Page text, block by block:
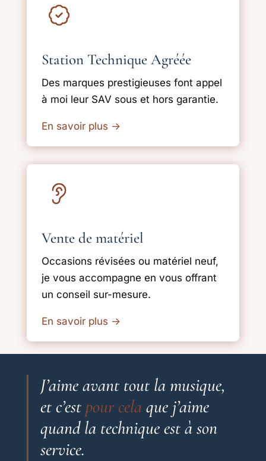
Station Technique Agréée
Des marques prestigieuses font appel
à moi leur SAV sous et hors garantie.
En savoir plus →
Vente de matériel
Occasions révisées ou matériel neuf,
je vous accompagne en vous offrant
un conseil sur-mesure.
En savoir plus →
J’aime avant tout la musique,
et c’est pour cela que j’aime
quand la technique est à son
service.